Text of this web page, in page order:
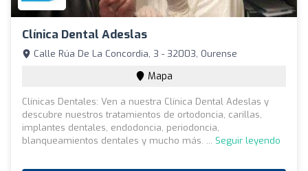
Clínica Dental Adeslas
Calle Rúa De La Concordia, 3 - 32003, Ourense
Mapa
Clínicas Dentales: Ven a nuestra Clínica Dental Adeslas y
descubre nuestros tratamientos de ortodoncia, carillas,
implantes dentales, endodoncia, periodoncia,
blanqueamientos dentales y mucho más. ... Seguir leyendo